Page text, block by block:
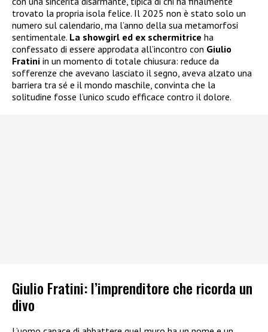
trovato la propria isola felice. Il 2025 non è stato solo un
numero sul calendario, ma l’anno della sua metamorfosi
sentimentale. La showgirl ed ex schermitrice ha
confessato di essere approdata all’incontro con Giulio
Fratini in un momento di totale chiusura: reduce da
sofferenze che avevano lasciato il segno, aveva alzato una
barriera tra sé e il mondo maschile, convinta che la
solitudine fosse l’unico scudo efficace contro il dolore.
Giulio Fratini: l’imprenditore che ricorda un
divo